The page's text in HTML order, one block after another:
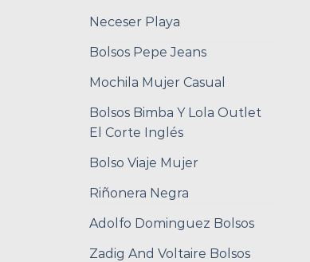
Neceser Playa
Bolsos Pepe Jeans
Mochila Mujer Casual
Bolsos Bimba Y Lola Outlet
El Corte Inglés
Bolso Viaje Mujer
Riñonera Negra
Adolfo Dominguez Bolsos
Zadig And Voltaire Bolsos